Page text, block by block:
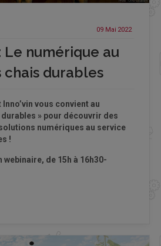
09 Mai 2022
Le numérique au
chais durables
vous convient au
» pour découvrir des
numériques au service
!
webinaire, de 15h à 16h30-